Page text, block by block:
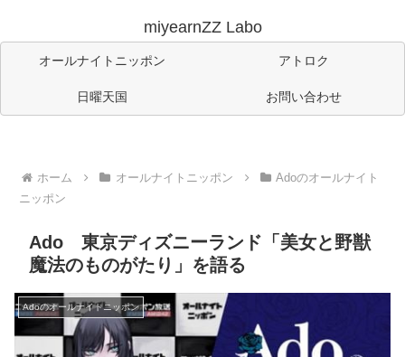
miyearnZZ Labo
オールナイトニッポン アトロク
日曜天国 お問い合わせ
ホーム オールナイトニッポン
Adoのオールナイト
ニッポン
Ado 東京ディズニーランド「美女と野獣
魔法のものがたり」を語る
Adoのオールナイトニッポン